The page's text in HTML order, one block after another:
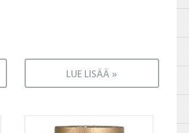
LUE LISÄÄ »